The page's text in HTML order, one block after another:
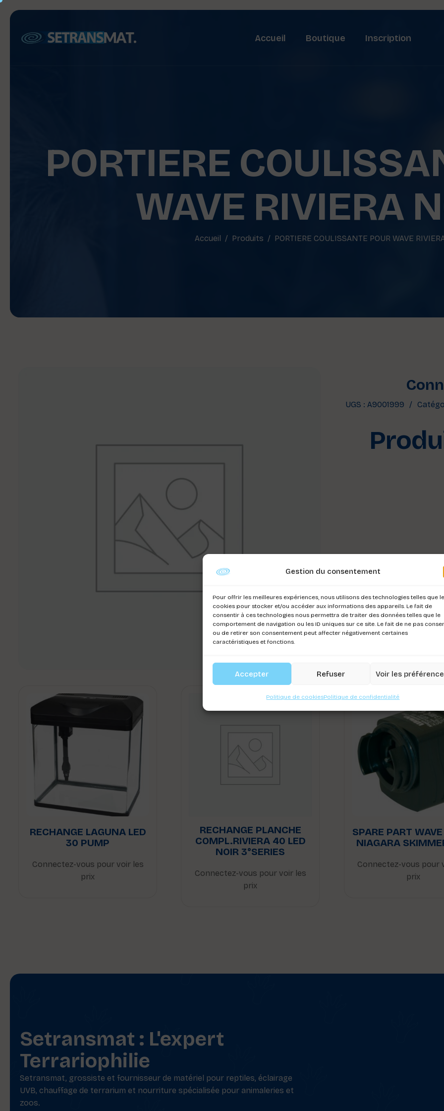
Gestion du consentement
Pour offrir les meilleures expériences, nous utilisons des technologies telles que
cookies pour stocker et/ou accéder aux informations des appareils. Le fait de
consentir à ces technologies nous permettra de traiter des données telles que le
comportement de navigation ou les ID uniques sur ce site. Le fait de ne pas
ou de retirer son consentement peut affecter négativement certaines
caractéristiques et fonctions.
Accepter Refuser Voir les
Politique de cookiesPolitique de confidentialité
Accueil Boutique Inscription
PORTIERE
WAVE RIVIERA
Accueil Produits PORTIERE COULISSANTE POUR WAVE
UGS :A9001999
RECHANGE LAGUNA LED
30 PUMP
Connectez-vous pour voir les
prix
RECHANGE PLANCHE
COMPL.RIVIERA 40 LED
NOIR 3°SERIES
Connectez-vous pour voir les
prix
SPARE PART
NIAGARA
Connectez-vous pour
prix
Setransmat : L'expert
Terrariophilie
Setransmat, grossiste et fournisseur de matériel pour reptiles, éclairage
UVB, chauffage de terrarium et nourriture spécialisée pour animaleries et
zoos.